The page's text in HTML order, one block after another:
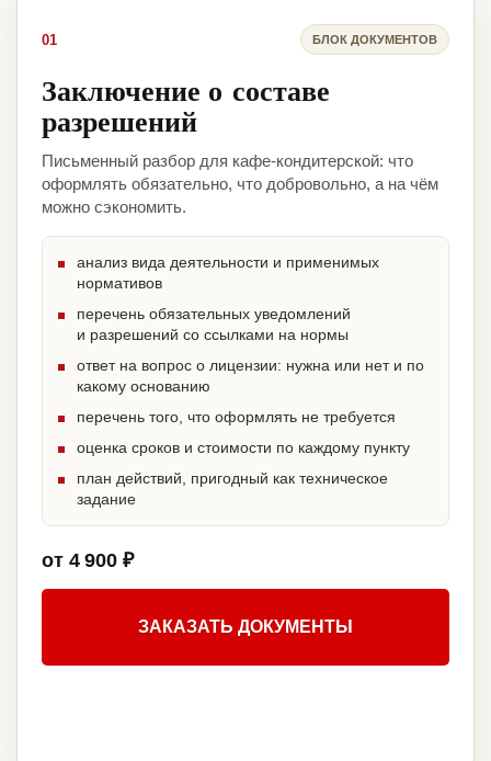
01 БЛОК ДОКУМЕНТОВ
Заключение о составе
разрешений
Письменный разбор для кафе-кондитерской: что
оформлять обязательно, что добровольно, а на чём
можно сэкономить.
анализ вида деятельности и применимых
нормативов
перечень обязательных уведомлений
и разрешений со ссылками на нормы
ответ на вопрос о лицензии: нужна или нет и по
какому основанию
перечень того, что оформлять не требуется
оценка сроков и стоимости по каждому пункту
план действий, пригодный как техническое
задание
от 4 900 ₽
ЗАКАЗАТЬ ДОКУМЕНТЫ